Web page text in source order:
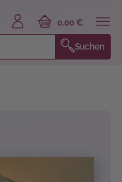
Suchen
0,00 €